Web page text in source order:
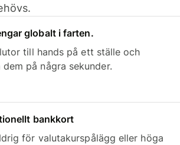
globalt i farten.
till hands på ett ställe och
på några sekunder.
bankkort
för valutakurspålägg eller höga